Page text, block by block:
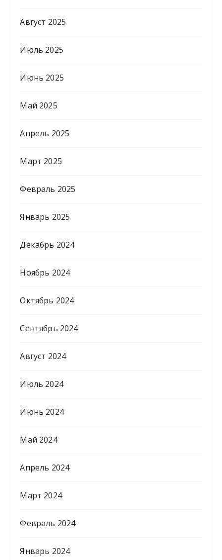
Август 2025
Июль 2025
Июнь 2025
Май 2025
Апрель 2025
Март 2025
Февраль 2025
Январь 2025
Декабрь 2024
Ноябрь 2024
Октябрь 2024
Сентябрь 2024
Август 2024
Июль 2024
Июнь 2024
Май 2024
Апрель 2024
Март 2024
Февраль 2024
Январь 2024